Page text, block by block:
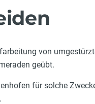
von
geübt.
für solche